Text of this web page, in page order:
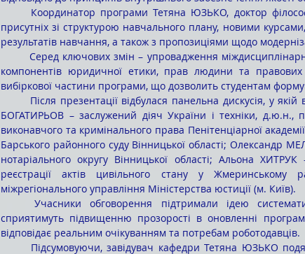
присутніх зі структурою навчального плану, новими
результатів навчання, а також з пропозиціями щодо
компонентів юридичної етики, прав людини та правових
вибіркової частини програми, що дозволить студентам
БОГАТИРЬОВ – заслужений діяч України і техніки, д.ю.н.,
виконавчого та кримінального права Пенітенціарної
Барського районного суду Вінницької області; Олександр
нотаріального округу Вінницької області; Альона
реєстрації актів цивільного стану у Жмеринському
міжрегіонального управління Міністерства юстиції (м. Київ).
	Учасники обговорення підтримали ідею систематичного проведення таких зустрічей, що
сприятимуть підвищенню прозорості в оновленні
відповідає реальним очікуванням та потребам роботодавців.